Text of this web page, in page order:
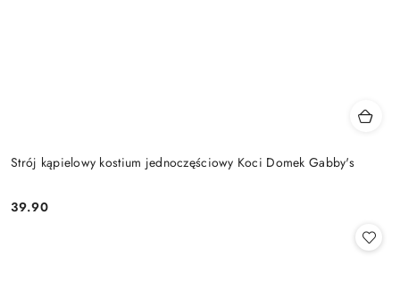
Strój kąpielowy kostium jednoczęściowy Koci Domek Gabby's
Cena:
39.90